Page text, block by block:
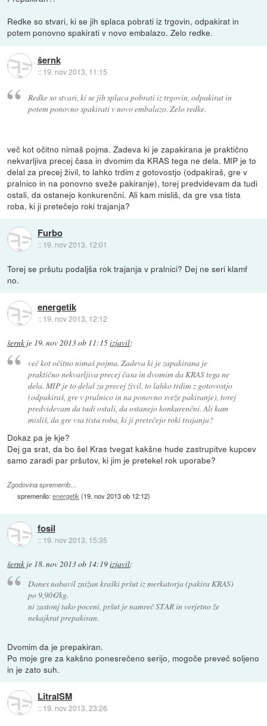
Redke so stvari, ki se jih splaca pobrati iz trgovin, odpakirat in
potem ponovno spakirati v novo embalazo. Zelo redke.
šernk
:: 19. nov 2013, 11:15
Redke so stvari, ki se jih splaca pobrati iz trgovin, odpakirat in
potem ponovno spakirati v novo embalazo. Zelo redke.
več kot očitno nimaš pojma. Zadeva ki je zapakirana je praktično
nekvarljiva precej časa in dvomim da KRAS tega ne dela. MIP je to
delal za precej živil, to lahko trdim z gotovostjo (odpakiraš, gre v
pralnico in na ponovno sveže pakiranje), torej predvidevam da tudi
ostali, da ostanejo konkurenčni. Ali kam misliš, da gre vsa tista
roba, ki ji pretečejo roki trajanja?
Furbo
:: 19. nov 2013, 12:01
Torej se pršutu podaljša rok trajanja v pralnici? Dej ne seri klamf
no.
energetik
:: 19. nov 2013, 12:12
šernk je 19. nov 2013 ob 11:15izjavil:
več kot očitno nimaš pojma. Zadeva ki je zapakirana je
praktično nekvarljiva precej časa in dvomim da KRAS tega ne
dela. MIP je to delal za precej živil, to lahko trdim z gotovostjo
(odpakiraš, gre v pralnico in na ponovno sveže pakiranje), torej
predvidevam da tudi ostali, da ostanejo konkurenčni. Ali kam
misliš, da gre vsa tista roba, ki ji pretečejo roki trajanja?
Dokaz pa je kje?
Dej ga srat, da bo šel Kras tvegat kakšne hude zastrupitve kupcev
samo zaradi par pršutov, ki jim je pretekel rok uporabe?
Zgodovina sprememb…
spremenilo:energetik (19. nov 2013 ob 12:12)
fosil
:: 19. nov 2013, 15:35
šernk je 18. nov 2013 ob 14:19izjavil:
Danes nabavil znižan kraški pršut iz merkatorja (pakira KRAS)
po 9,90€/kg.
ni zastonj tako poceni, pršut je namreč STAR in verjetno že
nekajkrat prepakiran.
Dvomim da je prepakiran.
Po moje gre za kakšno ponesrečeno serijo, mogoče preveč soljeno
in je zato suh.
LitralSM
:: 19. nov 2013, 23:26